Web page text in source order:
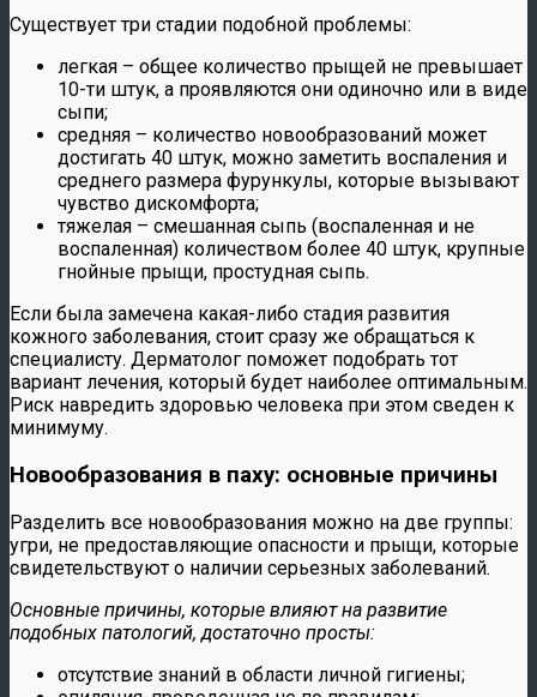
Существует три стадии подобной проблемы:
легкая – общее количество прыщей не превышает
10-ти штук, а проявляются они одиночно или в виде
сыпи;
средняя – количество новообразований может
достигать 40 штук, можно заметить воспаления и
среднего размера фурункулы, которые вызывают
чувство дискомфорта;
тяжелая – смешанная сыпь (воспаленная и не
воспаленная) количеством более 40 штук, крупные
гнойные прыщи, простудная сыпь.
Если была замечена какая-либо стадия развития
кожного заболевания, стоит сразу же обращаться к
специалисту. Дерматолог поможет подобрать тот
вариант лечения, который будет наиболее оптимальным.
Риск навредить здоровью человека при этом сведен к
минимуму.
Новообразования в паху: основные причины
Разделить все новообразования можно на две группы:
угри, не предоставляющие опасности и прыщи, которые
свидетельствуют о наличии серьезных заболеваний.
Основные причины, которые влияют на развитие
подобных патологий, достаточно просты:
отсутствие знаний в области личной гигиены;